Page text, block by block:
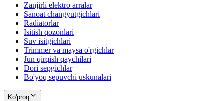
Zanjirli elektro arralar
Sanoat changyutgichlari
Radiatorlar
Isitish qozonlari
Suv isitgichlari
Trimmer va maysa o'rgichlar
Jun qirqish qaychilari
Dori sepgichlar
Bo'yoq sepuvchi uskunalari
Ko'proq